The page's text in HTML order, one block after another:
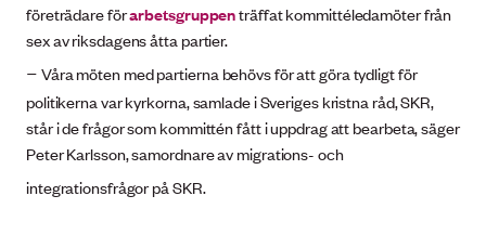
företrädare förarbetsgruppenträffat kommittéledamöter från
sex av riksdagens åtta partier.
–Våra möten med partierna behövs för att göra tydligt för
politikerna var kyrkorna, samlade i Sveriges kristna råd, SKR,
står i de frågor som kommittén fått i uppdrag att bearbeta, säger
Peter Karlsson, samordnare av migrations- och
integrationsfrågor på SKR.